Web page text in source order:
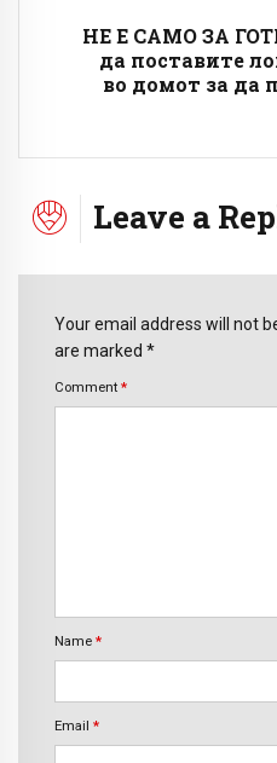
НЕ Е САМО ЗА
да поставите
во домот за да
Leave a
Your email address will not
are marked *
Comment *
Name *
Email *